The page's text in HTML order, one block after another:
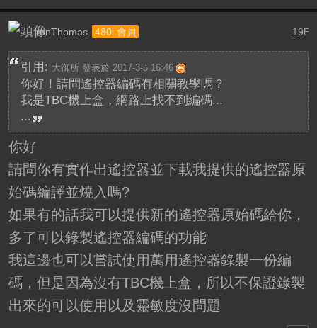
19F
ironThomas 480i 會員
引用: 大御所 發表於 2017-3-5 16:46
你好！請問遙控器編碼有相關教學嗎？
我是TBC機上盒，網路上找不到編碼...
...
你好
請問你有實作出遙控器並下載我提供的遙控器原
始碼編譯並燒入嗎?
如果有的話我可以提供新的遙控器原始碼給你，
多了可以錄製遙控器編碼的功能
我這邊也可以嘗試使用萬用遙控器錄製一份編
碼，但是因為沒有TBC機上盒，所以不保證錄製
出來的可以使用以及靈敏度沒問題